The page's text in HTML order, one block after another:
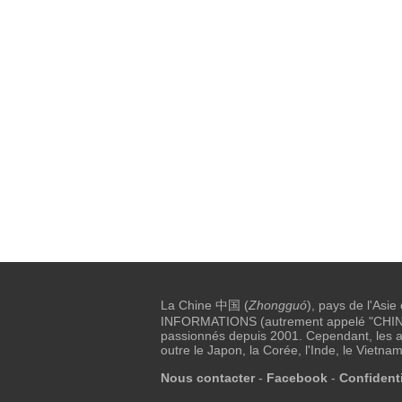
La Chine 中国 (Zhongguó), pays de l'Asie
INFORMATIONS (autrement appelé
passionnés depuis 2001. Cependant, les
outre le Japon, la Corée, l'Inde, le
Nous contacter- Facebook-